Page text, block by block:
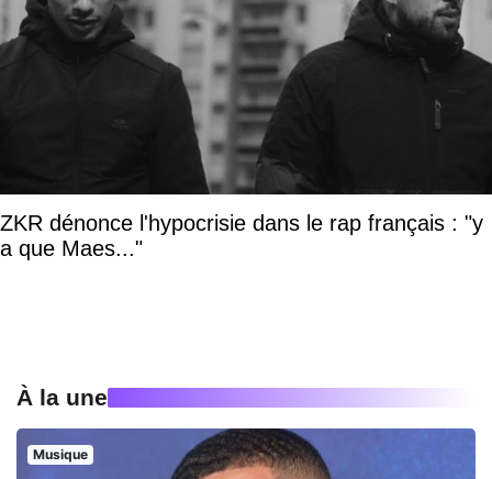
ZKR dénonce l'hypocrisie dans le rap français : "y
a que Maes..."
À la une
Musique